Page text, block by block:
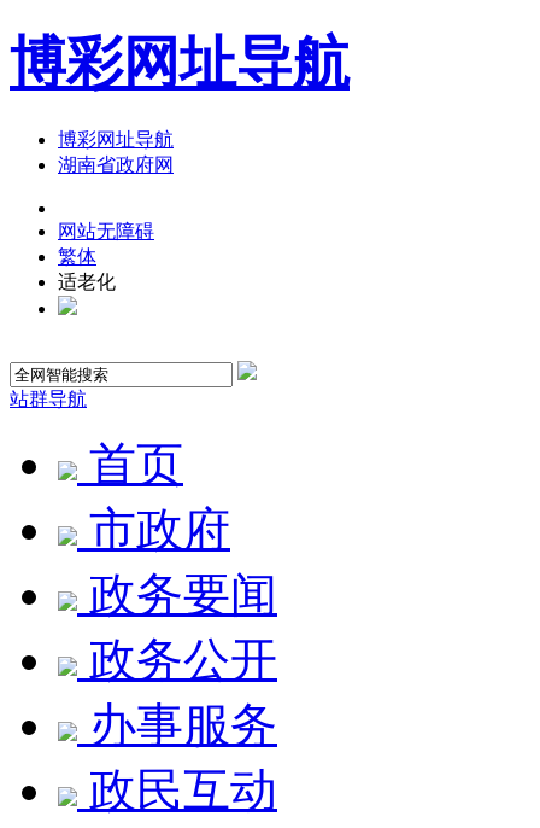
博彩网址导航
博彩网址导航
湖南省政府网
网站无障碍
繁体
适老化
站群导航
首页
市政府
政务要闻
政务公开
办事服务
政民互动